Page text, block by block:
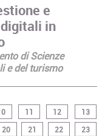
e
in
di Scienze
e del turismo
11 12
13
20 21 22
23